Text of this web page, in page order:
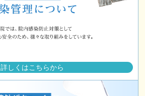
詳しくはこちらから